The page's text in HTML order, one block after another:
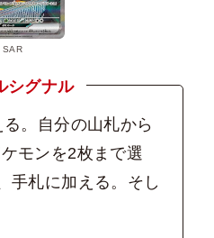
SAR
グナル
。自分の山札から
モンを2枚まで選
手札に加える。そし